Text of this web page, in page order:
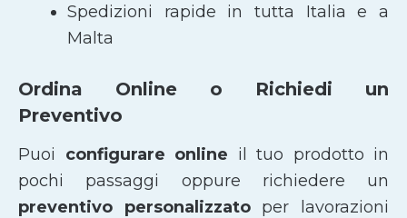
Spedizioni rapide in tutta Italia e a
Malta
Ordina Online o Richiedi un
Preventivo
Puoi configurare online il tuo prodotto in
pochi passaggi oppure richiedere un
preventivo personalizzatoper lavorazioni